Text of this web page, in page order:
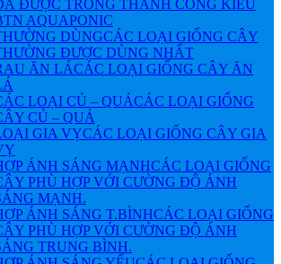
ĐƯỢC TRỒNG THÀNH CÔNG KIỂU
AQUAPONIC
DÙNGCÁC LOẠI GIỐNG CÂY
ĐƯỢC DÙNG NHẤT
ĂN LÁCÁC LOẠI GIỐNG CÂY ĂN
LOẠI CỦ – QUẢCÁC LOẠI GIỐNG
CỦ – QUẢ
GIA VỴCÁC LOẠI GIỐNG CÂY GIA
ÁNH SÁNG MẠNHCÁC LOẠI GIỐNG
PHÙ HỢP VỚI CƯỜNG ĐỘ ÁNH
MẠNH.
ÁNH SÁNG T.BÌNHCÁC LOẠI GIỐNG
PHÙ HỢP VỚI CƯỜNG ĐỘ ÁNH
TRUNG BÌNH.